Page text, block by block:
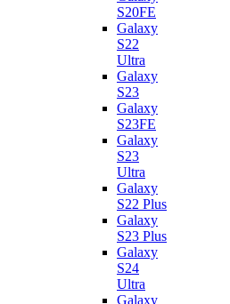
S20FE
Galaxy
S22
Ultra
Galaxy
S23
Galaxy
S23FE
Galaxy
S23
Ultra
Galaxy
S22 Plus
Galaxy
S23 Plus
Galaxy
S24
Ultra
Galaxy